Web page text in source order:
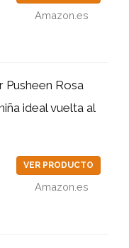
Amazon.es
Pusheen Rosa
ideal vuelta al
VER PRODUCTO
Amazon.es